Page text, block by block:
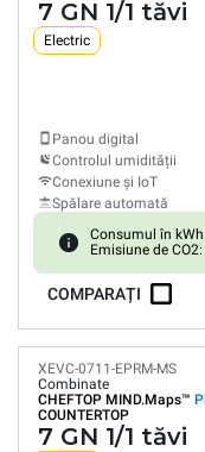
7 GN 1/1 tăvi
Electric
Panou digital
Controlul umidității
Conexiune și IoT
Spălare automată
Consumul în
Emisiune de
COMPARAȚI
XEVC-0711-EPRM-MS
Combinate
CHEFTOP MIND.Maps™
COUNTERTOP
7 GN 1/1 tăvi